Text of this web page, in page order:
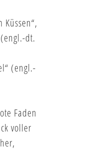
dt.
(engl.-
Faden
voller